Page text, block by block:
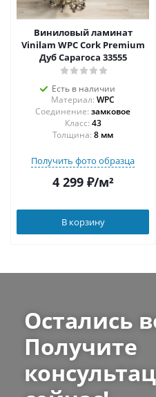
Виниловый ламинат
Vinilam WPC Cork Premium
Дуб Сарагоса 33555
Есть в наличии
Материал: WPC
Соединение: замковое
43
Толщина: 8 мм
Получить фото образца
4 299₽/м²
В корзину
Остались
Получите